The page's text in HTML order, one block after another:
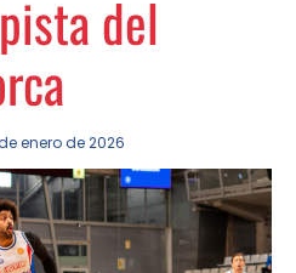
del
enero de 2026